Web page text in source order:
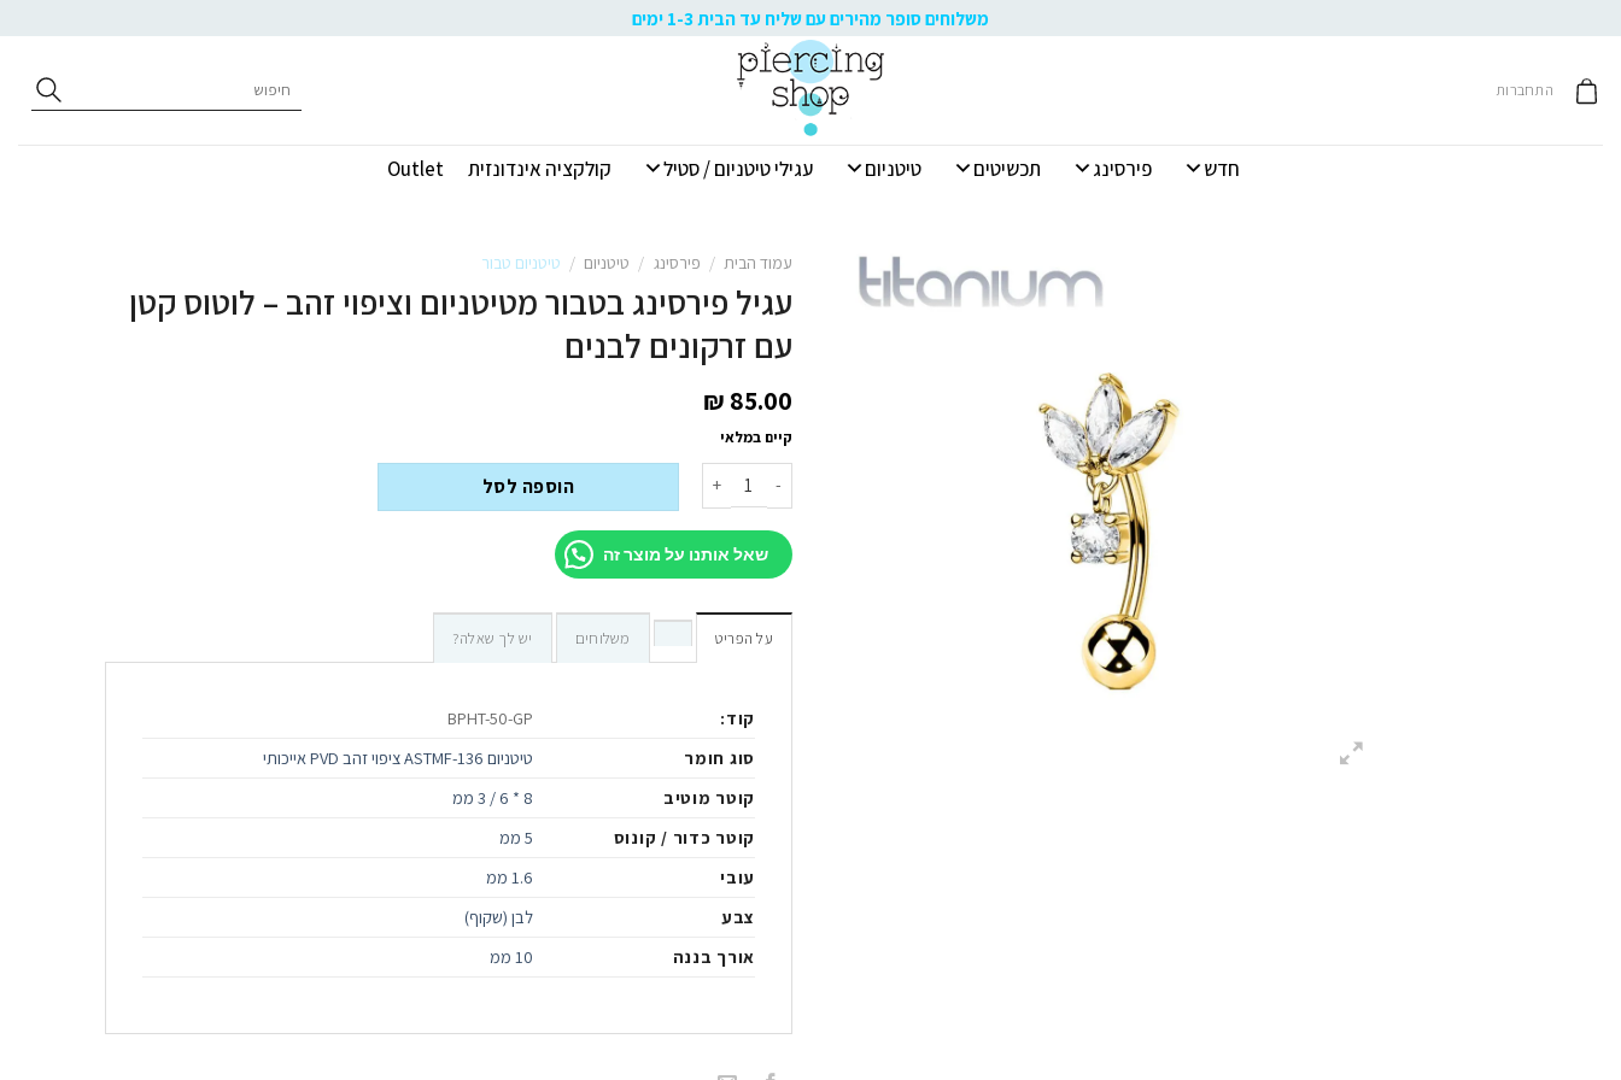
to
content
משלוחים סופר מהירים עם שליח עד הבית 1-3 ימים
התחברות
חדש פירסינג תכשיטים טיטניום עגילי טיטניום / סטיל קולקציה אינדונזית Outlet
עמוד הבית / פירסינג / טיטניום / טיטניום טבור
עגיל פירסינג בטבור מטיטניום וציפוי זהב – לוטוס קטן
עם זרקונים לבנים
85.00
₪
קיים במלאי
כמות של עגיל פירסינג בטבור מטיטניום וציפוי זהב - לוטוס קטן עם זרקונים לבנים
הוספה לסל
שאל אותנו על מוצר זה
על הפריט משלוחים יש לך שאלה?
קוד:
BPHT-50-GP
סוג חומר
טיטניום ASTMF-136 ציפוי זהב PVD אייכותי
קוטר מוטיב
8 * 6 / 3 ממ
קוטר כדור / קונוס
5 ממ
עובי
1.6 ממ
צבע
לבן (שקוף)
אורך בננה
10 ממ